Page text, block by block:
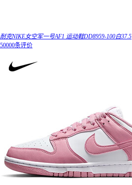
耐克NIKE女空军一号AF1 运动鞋DD8959-100白37.5
50000条评价